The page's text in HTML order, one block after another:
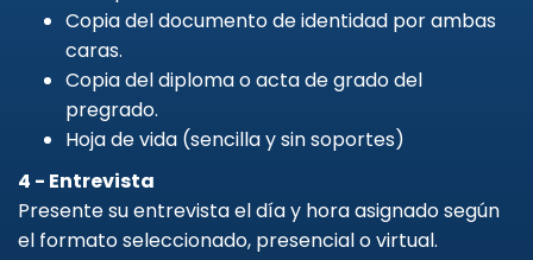
Copia del documento de identidad por ambas
caras.
Copia del diploma o acta de grado del
pregrado.
Hoja de vida (sencilla y sin soportes)
4 - Entrevista
Presente su entrevista el día y hora asignado según
el formato seleccionado, presencial o virtual.